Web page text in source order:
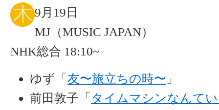
9月19日
MJ（MUSIC JAPAN）
NHK総合 18:10~
ゆず「 友〜旅立ちの時〜 」
前田敦子「 タイムマシンなんて